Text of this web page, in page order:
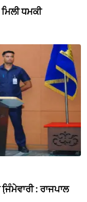
ਧਮਕੀ
: ਰਾਜਪਾਲ